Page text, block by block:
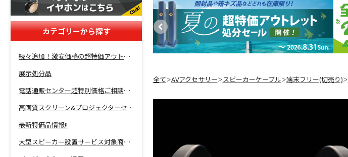
カテゴリーから探す
続々追加！激安価格の超特価アウトレットセール開催！
展示処分品
電話通販センター超特別価格ご相談コーナー！
高画質スクリーン&プロジェクターセット超特価！
最新特価品情報!!
大型スピーカー設置サービス対象商品！
全て＞AVアクセサリー＞スピーカーケーブル＞端末フリー(切売り)＞